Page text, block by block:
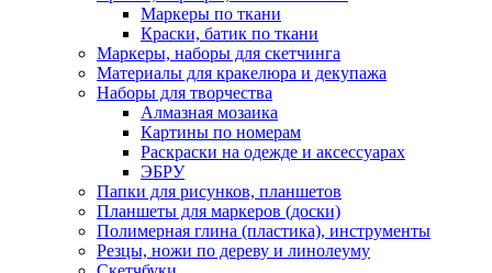
Маркеры по ткани
Краски, батик по ткани
Маркеры, наборы для скетчинга
Материалы для кракелюра и декупажа
Наборы для творчества
Алмазная мозаика
Картины по номерам
Раскраски на одежде и аксессуарах
ЭБРУ
Папки для рисунков, планшетов
Планшеты для маркеров (доски)
Полимерная глина (пластика), инструменты
Резцы, ножи по дереву и линолеуму